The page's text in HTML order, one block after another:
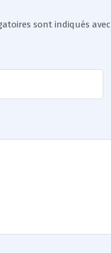
sont indiqués avec